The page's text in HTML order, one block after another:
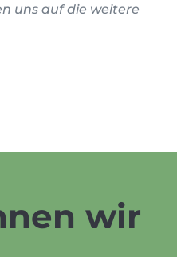
uns auf die weitere
wir